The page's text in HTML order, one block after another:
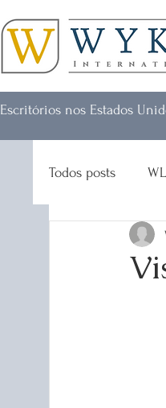
Escritórios nos Estados
Todos posts